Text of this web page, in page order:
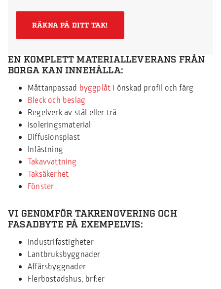
RÄKNA PÅ DITT TAK!
EN KOMPLETT MATERIALLEVERANS FRÅN
BORGA KAN INNEHÅLLA:
Måttanpassad byggplåt i önskad profil och färg
Bleck och beslag
Regelverk av stål eller trä
Isoleringsmaterial
Diffusionsplast
Infästning
Takavvattning
Taksäkerhet
Fönster
VI GENOMFÖR TAKRENOVERING OCH
FASADBYTE PÅ EXEMPELVIS:
Industrifastigheter
Lantbruksbyggnader
Affärsbyggnader
Flerbostadshus, brf:er